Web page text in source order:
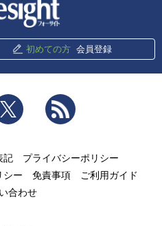
初めての方 会員登録
Twitter
記
プライバシーポリシー
シー 免責事項
ご利用ガイド
合わせ